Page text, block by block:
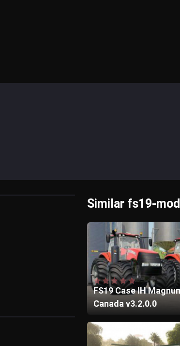
Similar fs19-
FS19 Case IH
Canada v3.2.0.0